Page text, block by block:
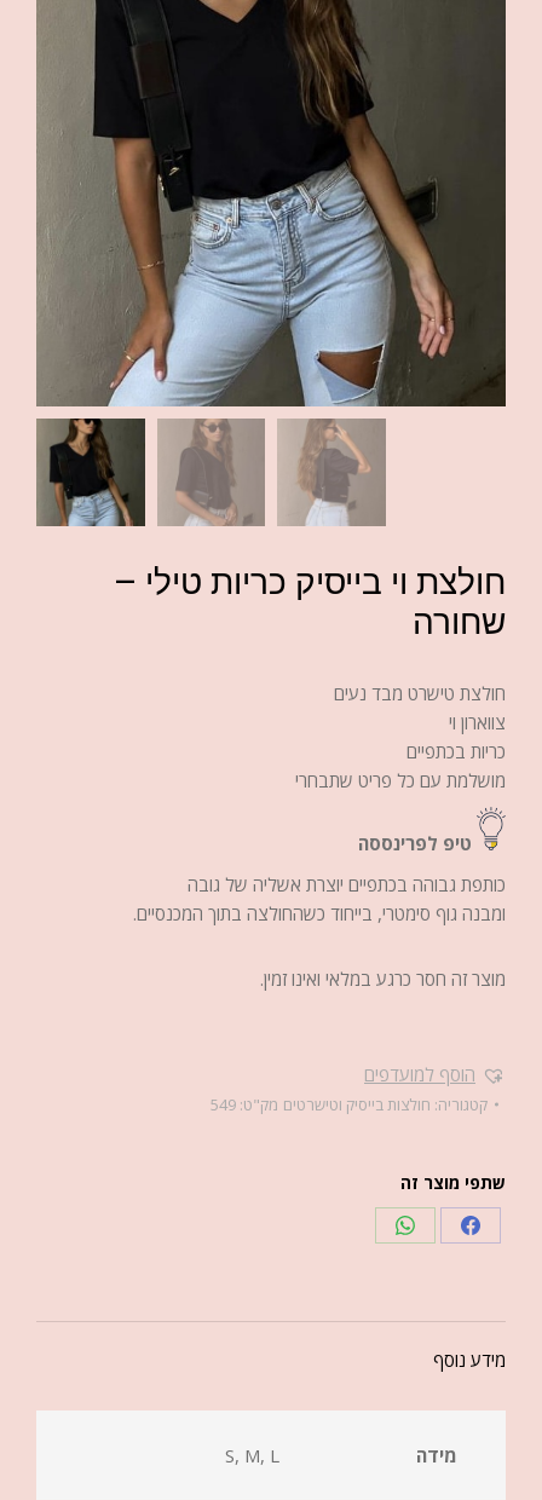
חולצת וי בייסיק כריות טילי –
שחורה
חולצת טישרט מבד נעים
צווארון וי
כריות בכתפיים
מושלמת עם כל פריט שתבחרי
טיפ לפרינססה
כותפת גבוהה בכתפיים יוצרת אשליה של גובה
ומבנה גוף סימטרי, בייחוד כשהחולצה בתוך המכנסיים.
מוצר זה חסר כרגע במלאי ואינו זמין.
הוסף למועדפים
קטגוריה: חולצות בייסיק וטישרטים מק"ט: 549
שתפי מוצר זה
מידע נוסף
מידה S, M, L